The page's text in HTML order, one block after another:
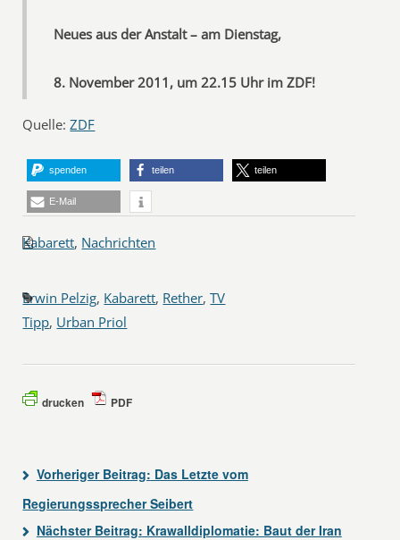
Neues aus der Anstalt – am Dienstag,
8. November 2011, um 22.15 Uhr im ZDF!
Quelle:ZDF
spenden teilen teilen
E-Mail
Kabarett, Nachrichten
Erwin Pelzig, Kabarett, Rether,TV
Tipp, Urban Priol
drucken PDF
Vorheriger Beitrag: Das Letzte vom
Regierungssprecher Seibert
Nächster Beitrag: Krawalldiplomatie: Baut der Iran